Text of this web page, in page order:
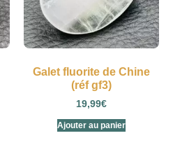
Galet fluorite de Chine
(réf gf3)
19,99€
Ajouter au panier